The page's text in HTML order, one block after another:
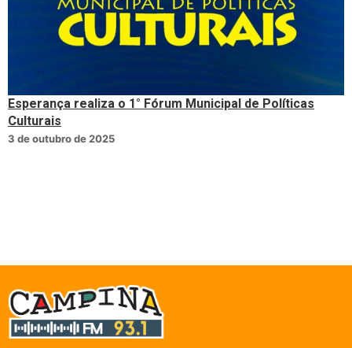
Esperança realiza o 1° Fórum Municipal de Políticas
Culturais
3 de outubro de 2025